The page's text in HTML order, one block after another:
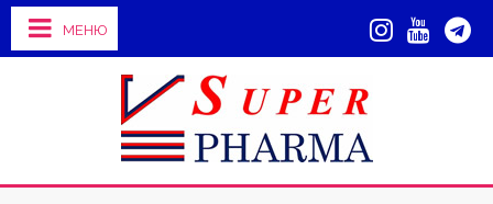
МЕНЮ